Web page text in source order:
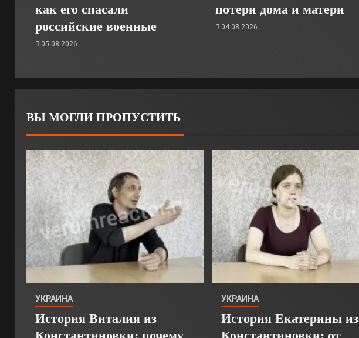
как его спасали
российские военные
05.08.2026
потери дома и матери
04.08.2026
ВЫ МОГЛИ ПРОПУСТИТЬ
УКРАИНА
История Виталия из
УКРАИНА
История Екатерины из